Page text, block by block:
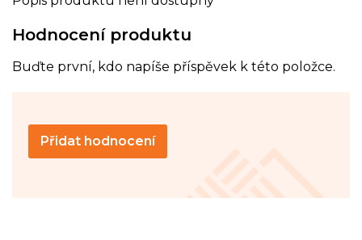
Hodnocení produktu
Buďte první, kdo napíše příspěvek k této položce.
Přidat hodnocení